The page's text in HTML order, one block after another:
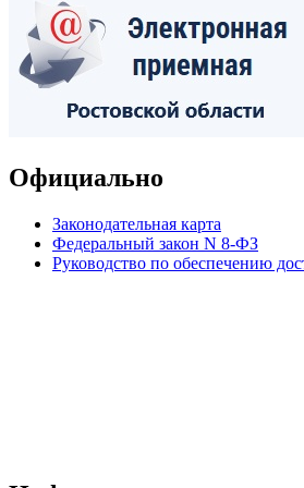
Официально
Законодательная карта
Федеральный закон N 8-ФЗ
Руководство по обеспечению